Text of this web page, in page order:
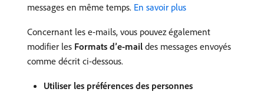
messages en même temps. En savoir plus
Concernant les e-mails, vous pouvez également
modifier les Formats d’e-mail des messages envoyés
comme décrit ci-dessous.
Utiliser les préférences des personnes